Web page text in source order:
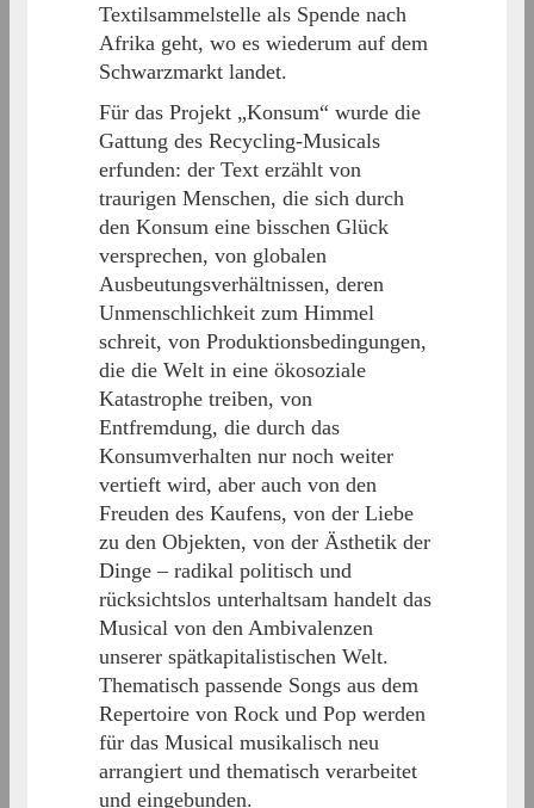
Textilsammelstelle als Spende nach
Afrika geht, wo es wiederum auf dem
Schwarzmarkt landet.
Für das Projekt „Konsum“ wurde die
Gattung des Recycling-Musicals
erfunden: der Text erzählt von
traurigen Menschen, die sich durch
den Konsum eine bisschen Glück
versprechen, von globalen
Ausbeutungsverhältnissen, deren
Unmenschlichkeit zum Himmel
schreit, von Produktionsbedingungen,
die die Welt in eine ökosoziale
Katastrophe treiben, von
Entfremdung, die durch das
Konsumverhalten nur noch weiter
vertieft wird, aber auch von den
Freuden des Kaufens, von der Liebe
zu den Objekten, von der Ästhetik der
Dinge – radikal politisch und
rücksichtslos unterhaltsam handelt das
Musical von den Ambivalenzen
unserer spätkapitalistischen Welt.
Thematisch passende Songs aus dem
Repertoire von Rock und Pop werden
für das Musical musikalisch neu
arrangiert und thematisch verarbeitet
und eingebunden.